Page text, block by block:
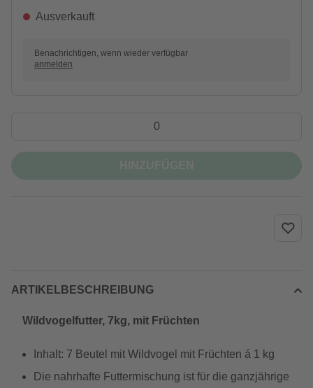
Ausverkauft
Benachrichtigen, wenn wieder verfügbar
anmelden
ARTIKELBESCHREIBUNG
Wildvogelfutter, 7kg, mit Früchten
Inhalt: 7 Beutel mit Wildvogel mit Früchten á 1 kg
Die nahrhafte Futtermischung ist für die ganzjährige